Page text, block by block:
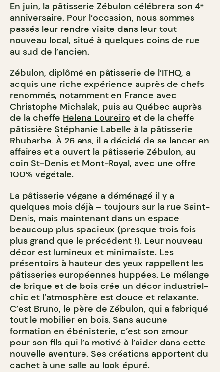
En juin, la pâtisserie Zébulon célébrera son 4ᵉ
anniversaire. Pour l’occasion, nous sommes
passés leur rendre visite dans leur tout
nouveau local, situé à quelques coins de rue
au sud de l’ancien.
Zébulon, diplômé en pâtisserie de l’ITHQ, a
acquis une riche expérience auprès de chefs
renommés, notamment en France avec
Christophe Michalak, puis au Québec auprès
de la cheffe Helena Loureiro et de la cheffe
pâtissière Stéphanie Labelle à la pâtisserie
Rhubarbe. À 26 ans, il a décidé de se lancer en
affaires et a ouvert la pâtisserie Zébulon, au
coin St-Denis et Mont-Royal, avec une offre
100% végétale.
La pâtisserie végane a déménagé il y a
quelques mois déjà – toujours sur la rue Saint-
Denis, mais maintenant dans un espace
beaucoup plus spacieux (presque trois fois
plus grand que le précédent !). Leur nouveau
décor est lumineux et minimaliste. Les
présentoirs à hauteur des yeux rappellent les
pâtisseries européennes huppées. Le mélange
de brique et de bois crée un décor industriel-
chic et l’atmosphère est douce et relaxante.
C’est Bruno, le père de Zébulon, qui a fabriqué
tout le mobilier en bois. Sans aucune
formation en ébénisterie, c’est son amour
pour son fils qui l’a motivé à l’aider dans cette
nouvelle aventure. Ses créations apportent du
cachet à une salle au look épuré.